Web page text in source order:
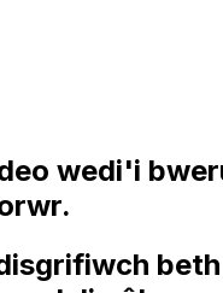
wedi'i